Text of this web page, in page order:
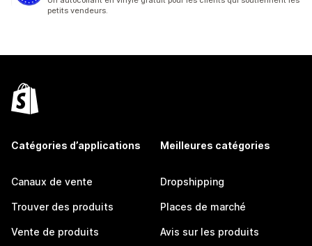
petits vendeurs.
Catégories d’applications
Canaux de vente
Trouver des produits
Vente de produits
Meilleures catégories
Dropshipping
Places de marché
Avis sur les produits